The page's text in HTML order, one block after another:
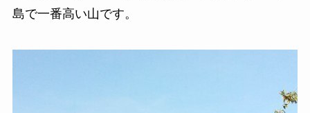
島で一番高い山です。